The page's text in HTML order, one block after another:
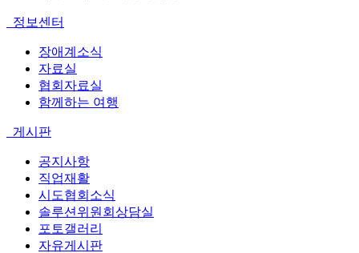
정보센터
장애계소식
자료실
협회자료실
함께하는 여행
게시판
공지사항
직업재활
시도협회소식
솔루션위원회상담실
포토갤러리
자유게시판